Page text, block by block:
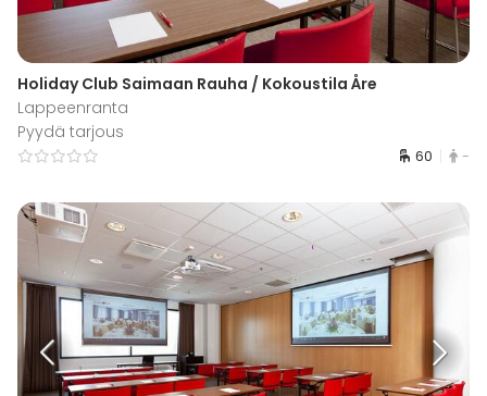
Holiday Club Saimaan Rauha / Kokoustila Åre
Lappeenranta
Pyydä tarjous
60 -